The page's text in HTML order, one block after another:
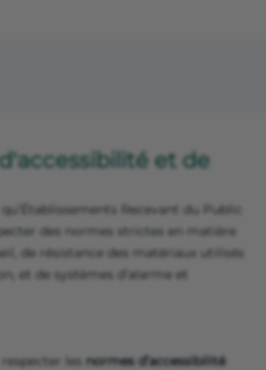
et de
Recevant du Public
des normes strictes en matière
de résistance des matériaux utilisés
et de systèmes d’alarme et
les normes d’accessibilité